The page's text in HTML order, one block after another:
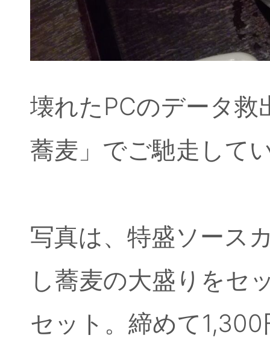
壊れたPCのデータ救
蕎麦」でご馳走して
写真は、特盛ソース
し蕎麦の大盛りをセ
セット。締めて